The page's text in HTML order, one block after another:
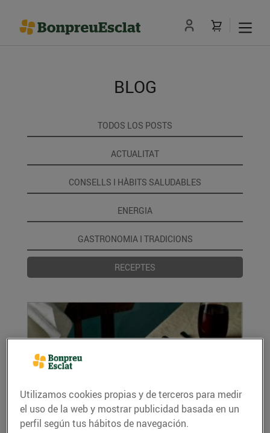
BLOG
TODOS LOS POSTS
ACTUALITAT
CONSELLS I HÀBITS SALUDABLES
ENERGIA
GASTRONOMIA I TRADICIONS
RECEPTES
Bacallà amb salsa de vi negre
Utilizamos cookies propias y de terceros para medir
el uso de la web y mostrar publicidad basada en un
perfil según tus hábitos de navegación.